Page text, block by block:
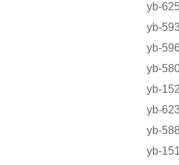
yb-
yb-
yb-
yb-
yb-
yb-
yb-
yb-